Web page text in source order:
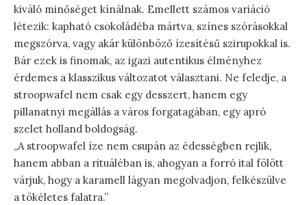
kiváló minőséget kínálnak. Emellett számos variáció
létezik: kapható csokoládéba mártva, színes szórásokkal
megszórva, vagy akár különböző ízesítésű szirupokkal is.
Bár ezek is finomak, az igazi autentikus élményhez
érdemes a klasszikus változatot választani. Ne feledje, a
stroopwafel nem csak egy desszert, hanem egy
pillanatnyi megállás a város forgatagában, egy apró
szelet holland boldogság.
„A stroopwafel íze nem csupán az édességben rejlik,
hanem abban a rituáléban is, ahogyan a forró ital fölött
várjuk, hogy a karamell lágyan megolvadjon, felkészülve
a tökéletes falatra.”